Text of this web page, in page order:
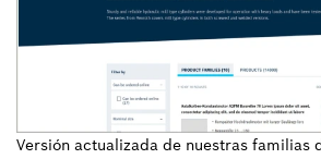
Versión actualizada de nuestras familias